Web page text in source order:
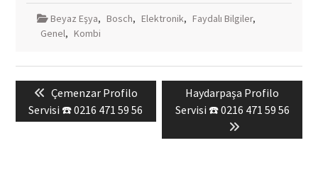
Beyaz Eşya, Bosch, Elektronik, Faydalı Bilgiler,
Genel, Kombi
gezinmesi
Previous
post:
Çemenzar Profilo
Servisi ☎️ 0216 471 59 56
Next
post:
Haydarpaşa Profilo
Servisi ☎️ 0216 471 59 56